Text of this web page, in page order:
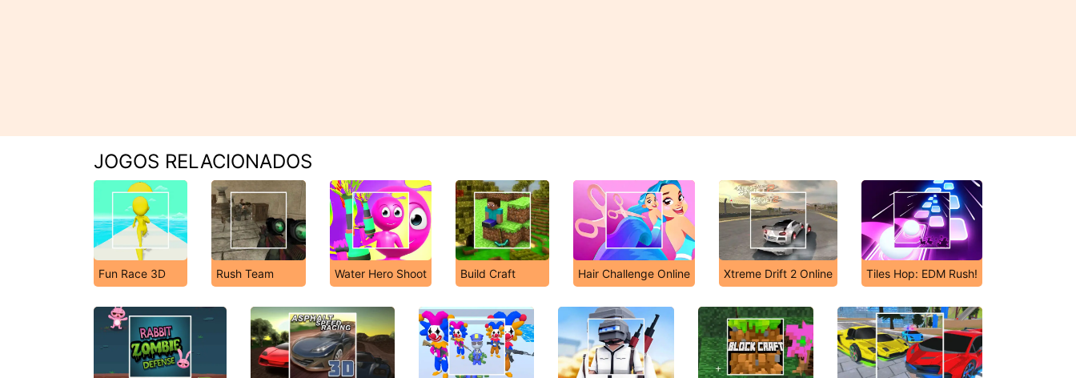
JOGOS RELACIONADOS
Fun Race 3D Rush Team Water Hero Shoot Build Craft Hair Challenge Online Xtreme Drift 2 Online Tiles Hop: EDM Rush!